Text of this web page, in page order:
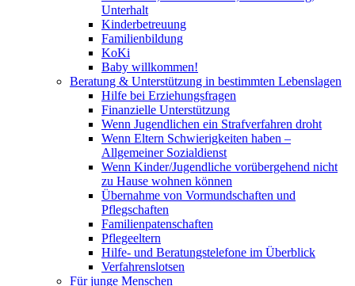
Unterhalt
Kinderbetreuung
Familienbildung
KoKi
Baby willkommen!
Beratung & Unterstützung in bestimmten Lebenslagen
Hilfe bei Erziehungsfragen
Finanzielle Unterstützung
Wenn Jugendlichen ein Strafverfahren droht
Wenn Eltern Schwierigkeiten haben –
Allgemeiner Sozialdienst
Wenn Kinder/Jugendliche vorübergehend nicht
zu Hause wohnen können
Übernahme von Vormundschaften und
Pflegschaften
Familienpatenschaften
Pflegeeltern
Hilfe- und Beratungstelefone im Überblick
Verfahrenslotsen
Für junge Menschen